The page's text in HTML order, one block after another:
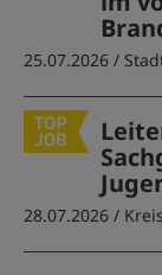
25.07.2026 /
28.07.2026 /